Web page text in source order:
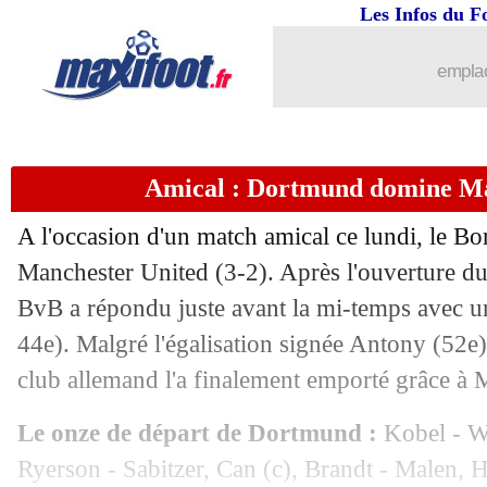
Les Infos du
Amical : Dortmund domine
A l'occasion d'un match amical ce lundi, le
Manchester United (3-2). Après l'ouverture
BvB a répondu juste avant la mi-temps avec
44e). Malgré l'égalisation signée Antony
club allemand l'a finalement emporté grâce à
Le onze de départ de Dortmund : Kobel -
Ryerson - Sabitzer, Can (c), Brandt - Malen,
CdM (f)
31/07 Brentford
31/07 PSG: Mbappé, un conflit pour 40 M€
31/07 Lyon : Blanc envoie un message à
31/07 Chelsea: un nouveau concurrent pour
31/07 Flamengo: l'adjoint de Sampaoli viré
31/07 Milan: Lens sur le coup pour De